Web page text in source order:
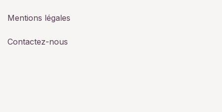
Mentions légales
Contactez-nous